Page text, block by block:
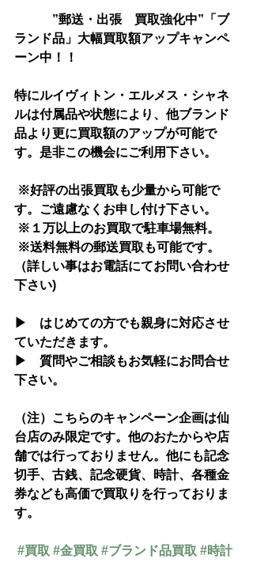
”郵送・出張　買取強化中”「ブ
ランド品」大幅買取額アップキャンペ
ーン中！！
特にルイヴィトン・エルメス・シャネ
ルは付属品や状態により、他ブランド
品より更に買取額のアップが可能で
す。是非この機会にご利用下さい。
※好評の出張買取も少量から可能で
す。ご遠慮なくお申し付け下さい。
※１万以上のお買取で駐車場無料。
※送料無料の郵送買取も可能です。
（詳しい事はお電話にてお問い合わせ
下さい)
▶　はじめての方でも親身に対応させ
ていただきます。
▶　質問やご相談もお気軽にお問合せ
下さい。
（注）こちらのキャンペーン企画は仙
台店のみ限定です。他のおたからや店
舗では行っておりません。他にも記念
切手、古銭、記念硬貨、時計、各種金
券なども高価で買取りを行っておりま
す。
#買取 #金買取 #ブランド品買取 #時計